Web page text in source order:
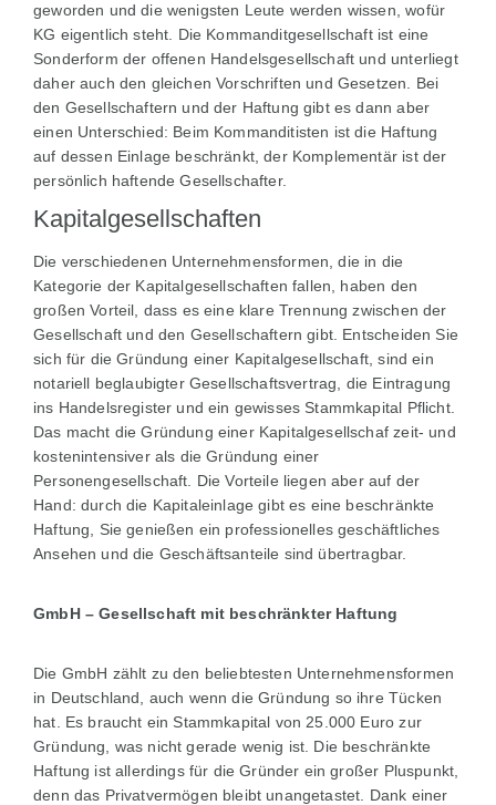
geworden und die wenigsten Leute werden wissen, wofür
KG eigentlich steht. Die Kommanditgesellschaft ist eine
Sonderform der offenen Handelsgesellschaft und unterliegt
daher auch den gleichen Vorschriften und Gesetzen. Bei
den Gesellschaftern und der Haftung gibt es dann aber
einen Unterschied: Beim Kommanditisten ist die Haftung
auf dessen Einlage beschränkt, der Komplementär ist der
persönlich haftende Gesellschafter.
Kapitalgesellschaften
Die verschiedenen Unternehmensformen, die in die
Kategorie der Kapitalgesellschaften fallen, haben den
großen Vorteil, dass es eine klare Trennung zwischen der
Gesellschaft und den Gesellschaftern gibt. Entscheiden Sie
sich für die Gründung einer Kapitalgesellschaft, sind ein
notariell beglaubigter Gesellschaftsvertrag, die Eintragung
ins Handelsregister und ein gewisses Stammkapital Pflicht.
Das macht die Gründung einer Kapitalgesellschaf zeit- und
kostenintensiver als die Gründung einer
Personengesellschaft. Die Vorteile liegen aber auf der
Hand: durch die Kapitaleinlage gibt es eine beschränkte
Haftung, Sie genießen ein professionelles geschäftliches
Ansehen und die Geschäftsanteile sind übertragbar.
GmbH – Gesellschaft mit beschränkter Haftung
Die GmbH zählt zu den beliebtesten Unternehmensformen
in Deutschland, auch wenn die Gründung so ihre Tücken
hat. Es braucht ein Stammkapital von 25.000 Euro zur
Gründung, was nicht gerade wenig ist. Die beschränkte
Haftung ist allerdings für die Gründer ein großer Pluspunkt,
denn das Privatvermögen bleibt unangetastet. Dank einer